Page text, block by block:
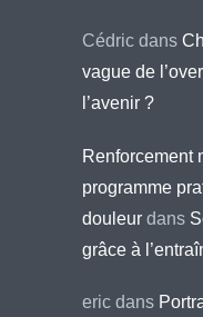
Cédric dans
vague de
l’avenir ?
Renforcement
programme
douleur dans
grâce à
eric dans